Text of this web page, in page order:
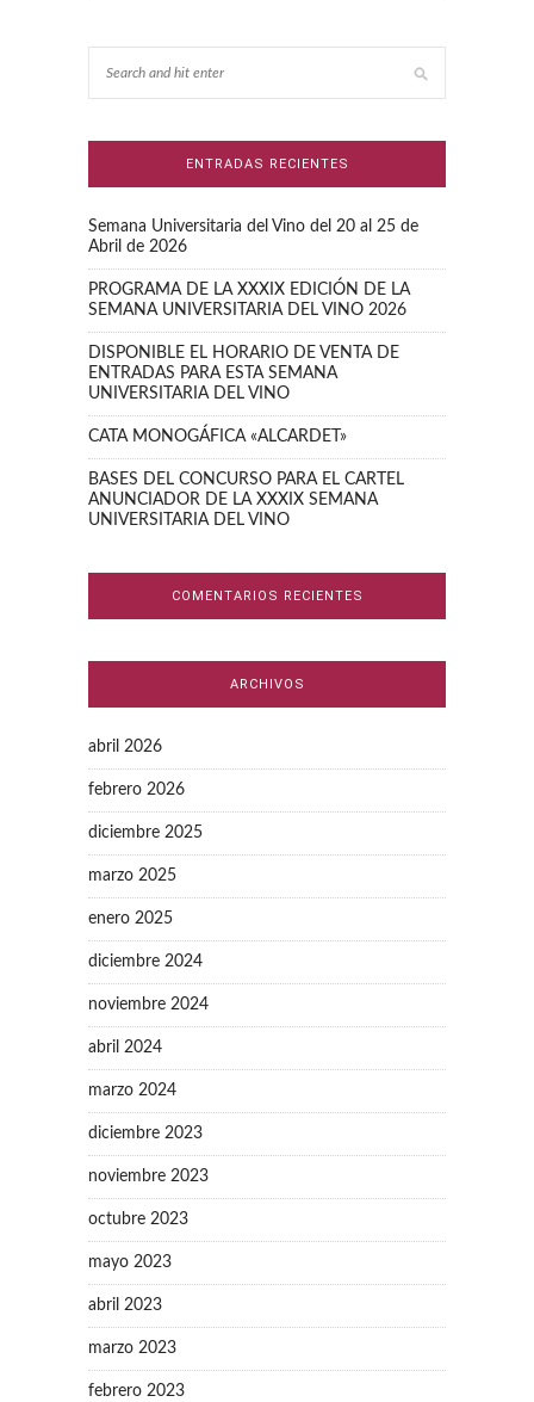
ENTRADAS RECIENTES
Semana Universitaria del Vino del 20 al 25 de
Abril de 2026
PROGRAMA DE LA XXXIX EDICIÓN DE LA
SEMANA UNIVERSITARIA DEL VINO 2026
DISPONIBLE EL HORARIO DE VENTA DE
ENTRADAS PARA ESTA SEMANA
UNIVERSITARIA DEL VINO
CATA MONOGÁFICA «ALCARDET»
BASES DEL CONCURSO PARA EL CARTEL
ANUNCIADOR DE LA XXXIX SEMANA
UNIVERSITARIA DEL VINO
COMENTARIOS RECIENTES
ARCHIVOS
abril 2026
febrero 2026
diciembre 2025
marzo 2025
enero 2025
diciembre 2024
noviembre 2024
abril 2024
marzo 2024
diciembre 2023
noviembre 2023
octubre 2023
mayo 2023
abril 2023
marzo 2023
febrero 2023